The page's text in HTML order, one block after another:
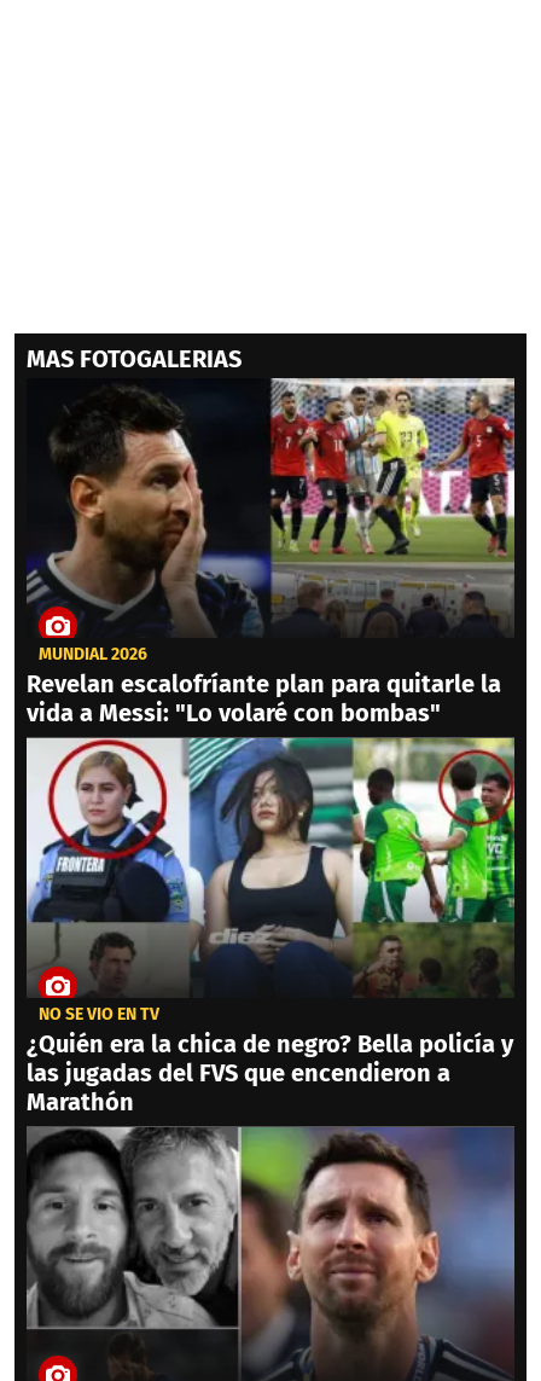
MAS FOTOGALERIAS
MUNDIAL 2026
Revelan escalofríante plan para quitarle la
vida a Messi: "Lo volaré con bombas"
NO SE VIO EN TV
¿Quién era la chica de negro? Bella policía y
las jugadas del FVS que encendieron a
Marathón